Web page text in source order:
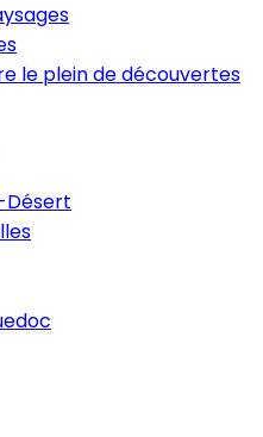
le plein de découvertes